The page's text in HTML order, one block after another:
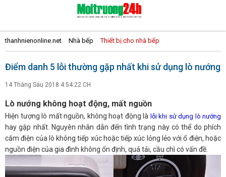
thanhnienonline.net Nhà bếp Thiết bị cho nhà bếp
Điểm danh 5 lỗi thường gặp nhất khi sử dụng lò nướng
14 Tháng Sáu 2018 4:54:22 CH
Lò nướng không hoạt động, mất nguồn
Hiện tượng lò mất nguồn, không hoạt động là lỗi khi sử dụng lò nướng
hay gặp nhất. Nguyên nhân dẫn đến tình trạng này có thể do phích
cắm điện của lò không tiếp xúc hoặc tiếp xúc lỏng lẻo với ổ điện, hoặc
nguồn điện của gia đình không ổn định, quá tải, cầu chì có vấn đề.